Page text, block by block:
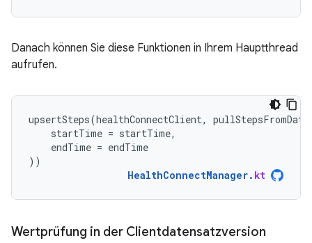
Danach können Sie diese Funktionen in Ihrem Hauptthread
aufrufen.
upsertSteps(healthConnectClient,
startTime = startTime,
endTime = endTime
))
HealthConnectManager. kt
Wertprüfung in der Clientdatensatzversion